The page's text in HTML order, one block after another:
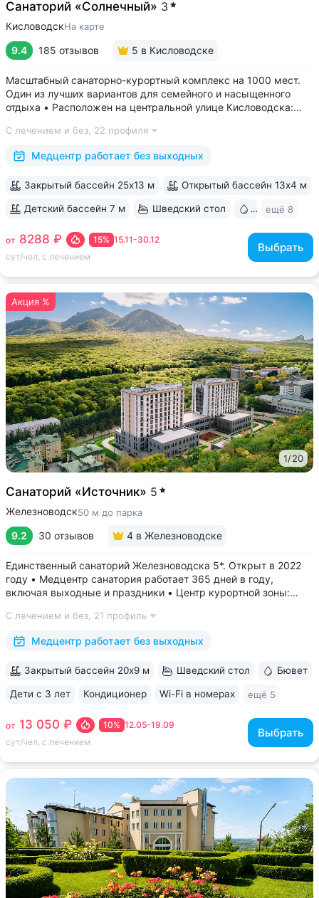
Санаторий «Солнечный» 3
КисловодскНа карте
9.4 185 отзывов 5 в Кисловодске
Масштабный санаторно-курортный комплекс на 1000 мест.
Один из лучших вариантов для семейного и насыщенного
отдыха • Расположен на центральной улице Кисловодска:
за 15 минут • Бесплатный трансфер до Курортного парка
и основных достопримечательностей...
С лечением и без, 22 профиля
Медцентр работает без выходных
15.11-30.12
15%
от 8288 ₽
сут/чел, с лечением
Выбрать
Закрытый бассейн 25х13 м Открытый бассейн 13x4 м
Детский бассейн 7 м Шведский стол Бювет
ещё 8
Акция %
1/20
Санаторий «Источник» 5
Железноводск50 м до парка
9.2 30 отзывов 4 в Железноводске
Единственный санаторий Железноводска 5*. Открыт в 2022
году • Медцентр санатория работает 365 дней в году,
включая выходные и праздники • Центр курортной зоны:
бюветы «Славяновский» и «Смирновский»,
бальнеогрязелечебница, каскадная...
С лечением и без, 21 профиль
Медцентр работает без выходных
12.05-19.09
10%
от 13 050 ₽
сут/чел, с лечением
Выбрать
Закрытый бассейн 20х9 м Шведский стол Бювет
Дети с 3 лет Кондиционер Wi-Fi в номерах ещё 5